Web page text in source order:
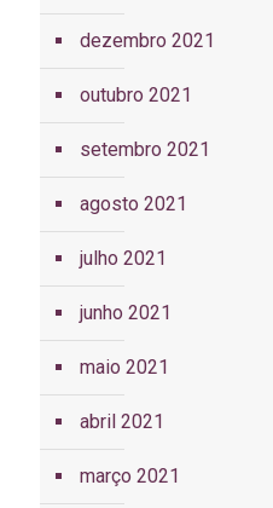
dezembro 2021
outubro 2021
setembro 2021
agosto 2021
julho 2021
junho 2021
maio 2021
abril 2021
março 2021